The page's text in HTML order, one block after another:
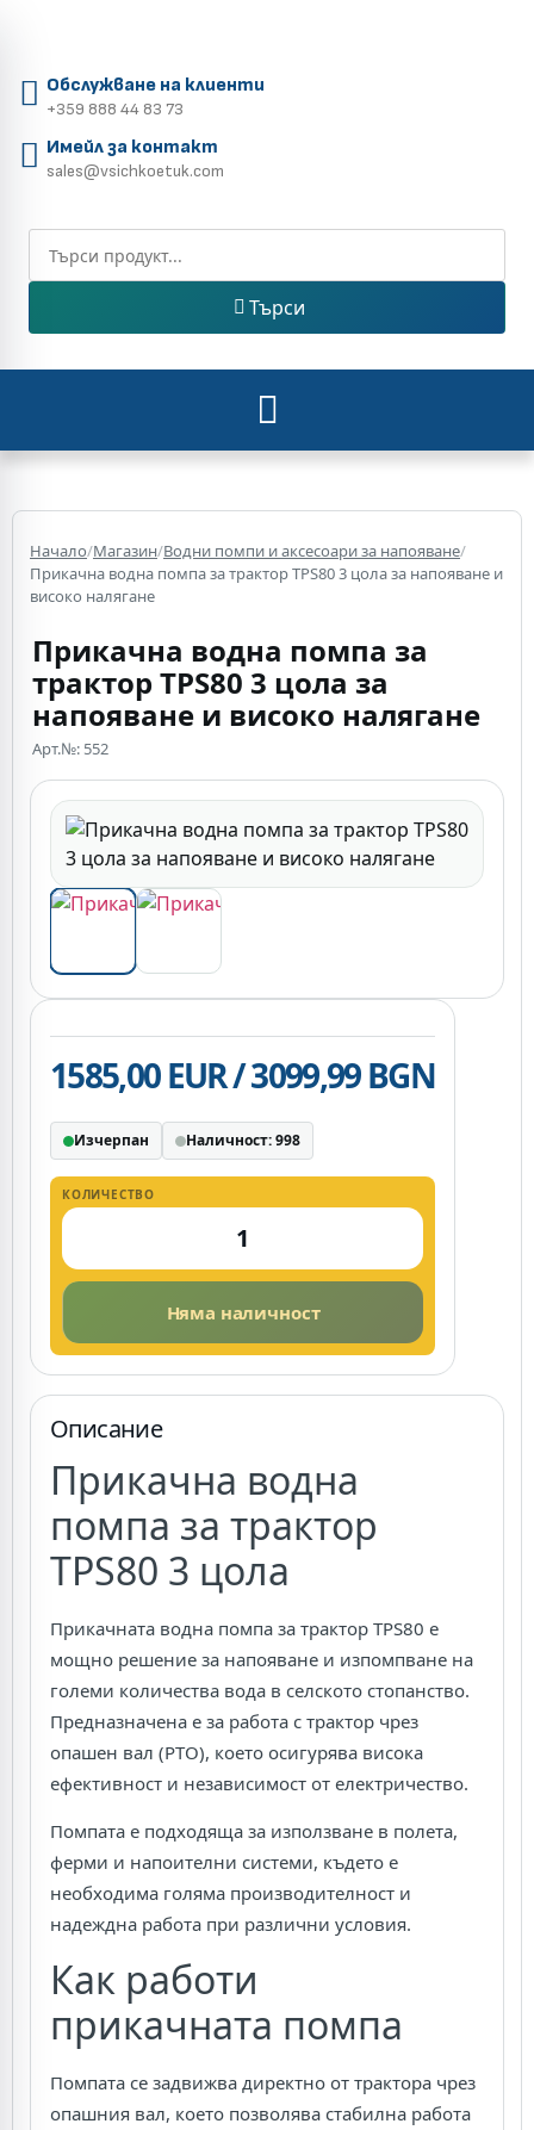
Обслужване на клиенти
+359 888 44 83 73
Имейл за контакт
sales@vsichkoetuk.com
Търси
Начало/Магазин/Водни помпи и аксесоари за напояване/
Прикачна водна помпа за трактор TPS80 3 цола за напояване и
високо налягане
Прикачна водна помпа за
трактор TPS80 3 цола за
напояване и високо налягане
Арт.№: 552
1585,00 EUR / 3099,99 BGN
Изчерпан Наличност: 998
КОЛИЧЕСТВО
Няма наличност
Описание
Прикачна водна
помпа за трактор
TPS80 3 цола
Прикачната водна помпа за трактор TPS80 е
мощно решение за напояване и изпомпване на
големи количества вода в селското стопанство.
Предназначена е за работа с трактор чрез
опашен вал (PTO), което осигурява висока
ефективност и независимост от електричество.
Помпата е подходяща за използване в полета,
ферми и напоителни системи, където е
необходима голяма производителност и
надеждна работа при различни условия.
Как работи
прикачната помпа
Помпата се задвижва директно от трактора чрез
опашния вал, което позволява стабилна работа